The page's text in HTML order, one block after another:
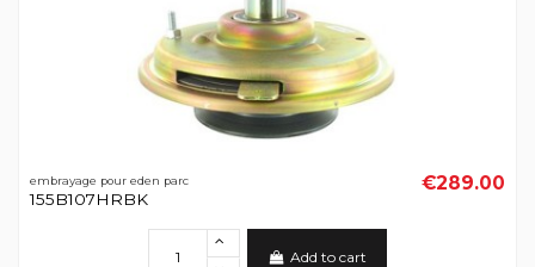
embrayage pour eden parc
155B107HRBK
€289.00
Add to cart